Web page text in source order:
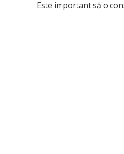
Este important să o